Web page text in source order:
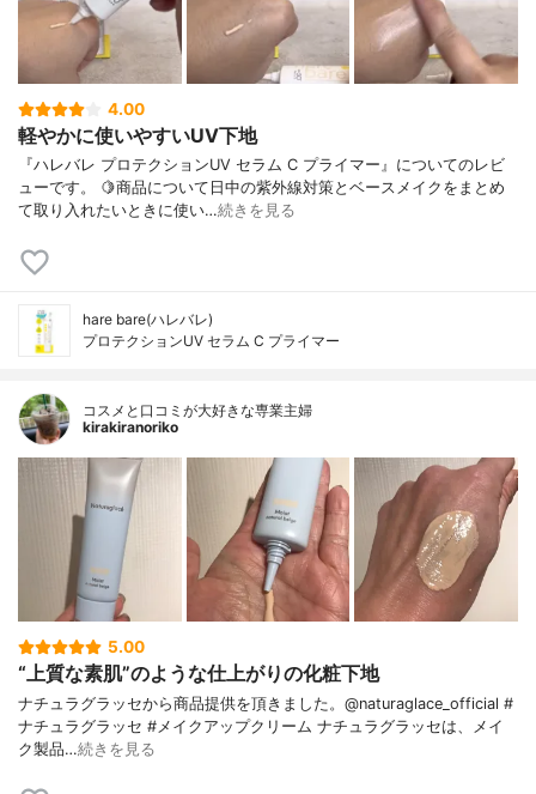
4.00
軽やかに使いやすいUV下地
『ハレバレ プロテクションUV セラム C プライマー』についてのレビ
ューです。 🍋商品について日中の紫外線対策とベースメイクをまとめ
て取り入れたいときに使い…続きを見る
hare bare(ハレバレ)
プロテクションUV セラム C プライマー
コスメと口コミが大好きな専業主婦
kirakiranoriko
5.00
“上質な素肌”のような仕上がりの化粧下地
ナチュラグラッセから商品提供を頂きました。@naturaglace_official #
ナチュラグラッセ #メイクアップクリーム ナチュラグラッセは、メイ
ク製品…続きを見る